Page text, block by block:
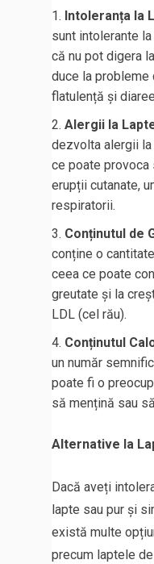
Intoleranța la
sunt intolerante
că nu pot digera
duce la probleme
flatulență și
Alergii la
dezvolta alergii
ce poate
erupții cutanate,
respiratorii.
Conținutul de
conține o
ceea ce poate
greutate și la
LDL (cel rău).
Conținutul
un număr
poate fi o
să mențină sau
Alternative la
Dacă aveți
lapte sau pur și
există multe
precum laptele